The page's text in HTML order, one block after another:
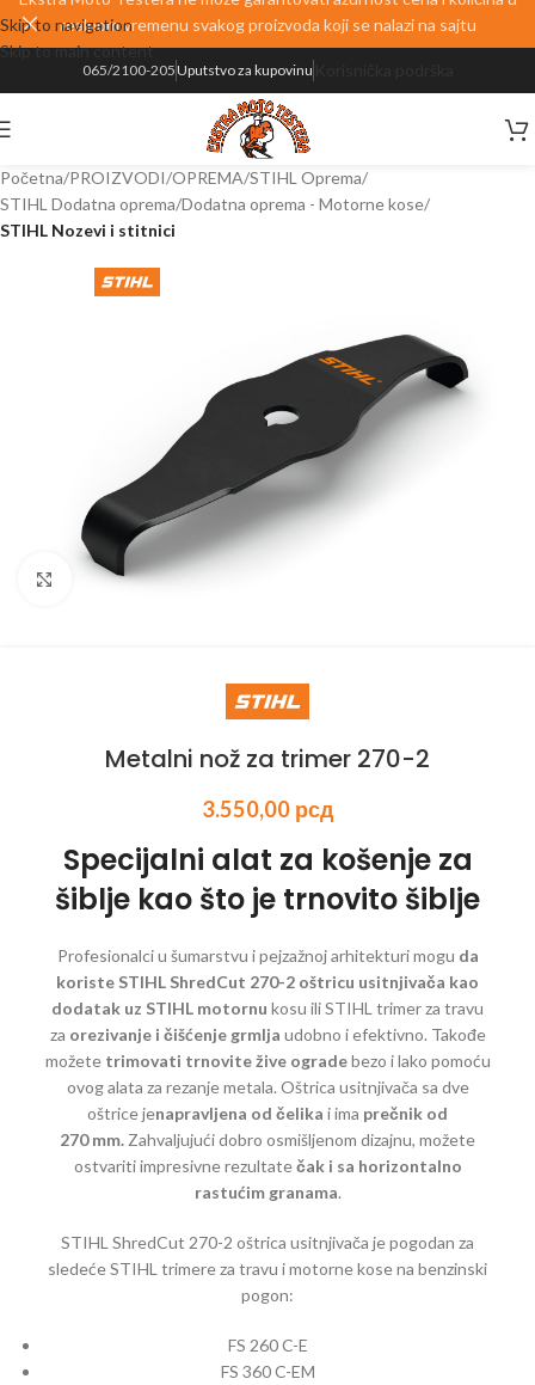
Skip to navigation
Skip to main content
realnom vremenu svakog proizvoda koji se nalazi na sajtu
065/2100-205Uputstvo za kupovinu
Početna PROIZVODI OPREMA STIHL Oprema
STIHL Dodatna oprema Dodatna oprema - Motorne kose
STIHL Nozevi i stitnici
Kliknite za uvećanje
Metalni nož za trimer 270-2
3.550,00 рсд
Specijalni alat za košenje za
šiblje kao što je trnovito šiblje
Profesionalci u šumarstvu i pejzažnoj arhitekturi mogu da
koriste STIHL ShredCut 270-2 oštricu usitnjivača kao
dodatak uz STIHL motornu kosu ili STIHL trimer za travu
za orezivanje i čišćenje grmlja udobno i efektivno. Takođe
možete trimovati trnovite žive ogradebezo i lako pomoću
ovog alata za rezanje metala. Oštrica usitnjivača sa dve
oštrice jenapravljena od čelika i ima prečnik od
270 mm. Zahvaljujući dobro osmišljenom dizajnu, možete
ostvariti impresivne rezultatečak i sa horizontalno
rastućim granama.
STIHL ShredCut 270-2 oštrica usitnjivača je pogodan za
sledeće STIHL trimere za travu i motorne kose na benzinski
pogon:
FS 260 C-E
FS 360 C-EM